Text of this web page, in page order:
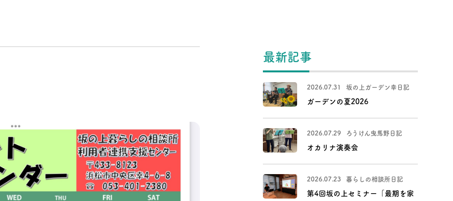
訪問介護・訪問入浴 訪問リハビリ
- 坂の上メディガーデン半田山
居宅介護支援
栄養食事指導
坂の上訪問看護ステーションあずきもち 坂の上在宅けあ幸
（訪問介護・訪問入浴）
坂の上在宅リハビリセンター
坂の上ろうけん曳馬野
坂の上地域連携室
取り組み スタッフ紹介
[新卒採用特集] クロストーク一覧
クロストーク事務職員編
最新記事
2026.07.31 坂の上ガーデン幸日記
ガーデンの夏2026
2026.07.29 ろうけん曳馬野日記
オカリナ演奏会
2026.07.23 暮らしの相談所日記
第4回坂の上セミナー「最期を家